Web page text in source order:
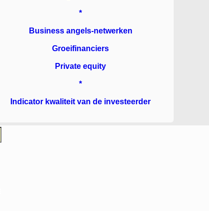
*
Business angels-netwerken
Groeifinanciers
Private equity
*
Indicator kwaliteit van de investeerder